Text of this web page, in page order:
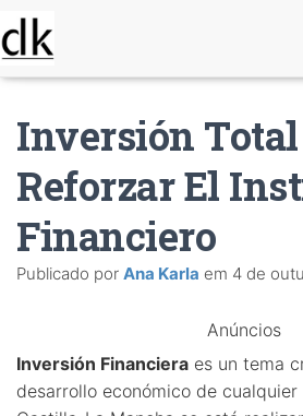
Inversión
Reforzar El
Financiero
Publicado por Ana Karla em 4 de
Anúncios
Inversión Financiera es un tema
desarrollo económico de cualquier